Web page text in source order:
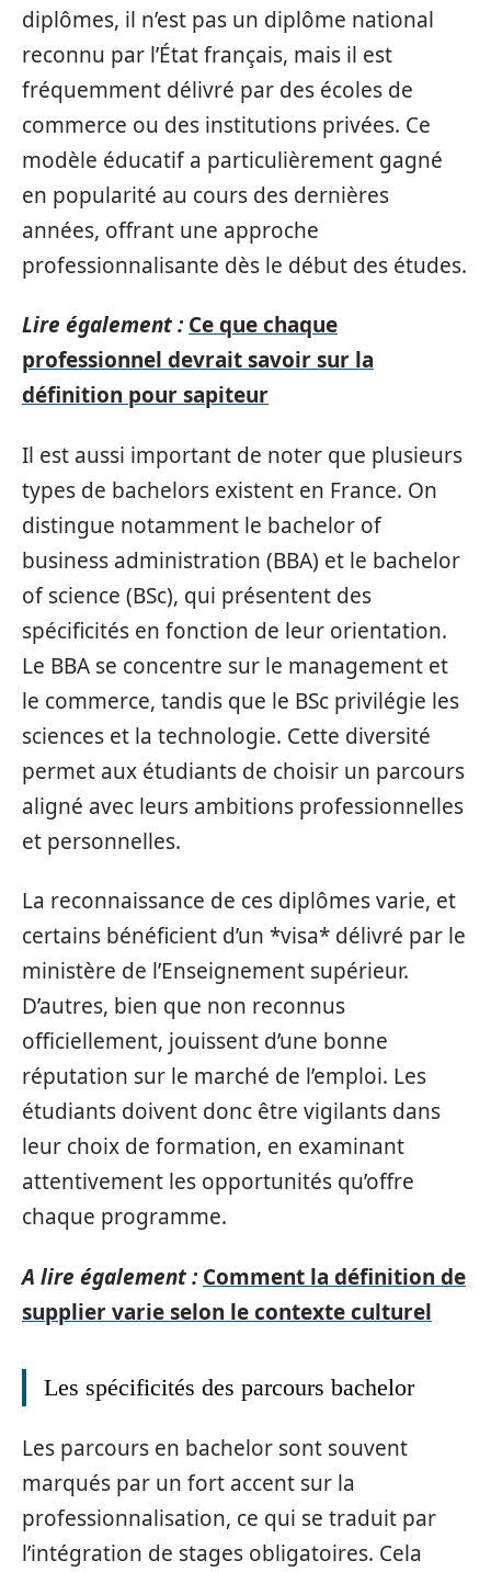
diplômes, il n’est pas un diplôme national
reconnu par l’État français, mais il est
fréquemment délivré par des écoles de
commerce ou des institutions privées. Ce
modèle éducatif a particulièrement gagné
en popularité au cours des dernières
années, offrant une approche
professionnalisante dès le début des études.
Lire également : Ce que chaque
professionnel devrait savoir sur la
définition pour sapiteur
Il est aussi important de noter que plusieurs
types de bachelors existent en France. On
distingue notamment le bachelor of
business administration (BBA) et le bachelor
of science (BSc), qui présentent des
spécificités en fonction de leur orientation.
Le BBA se concentre sur le management et
le commerce, tandis que le BSc privilégie les
sciences et la technologie. Cette diversité
permet aux étudiants de choisir un parcours
aligné avec leurs ambitions professionnelles
et personnelles.
La reconnaissance de ces diplômes varie, et
certains bénéficient d’un *visa* délivré par le
ministère de l’Enseignement supérieur.
D’autres, bien que non reconnus
officiellement, jouissent d’une bonne
réputation sur le marché de l’emploi. Les
étudiants doivent donc être vigilants dans
leur choix de formation, en examinant
attentivement les opportunités qu’offre
chaque programme.
A lire également : Comment la définition de
supplier varie selon le contexte culturel
Les spécificités des parcours bachelor
Les parcours en bachelor sont souvent
marqués par un fort accent sur la
professionnalisation, ce qui se traduit par
l’intégration de stages obligatoires. Cela